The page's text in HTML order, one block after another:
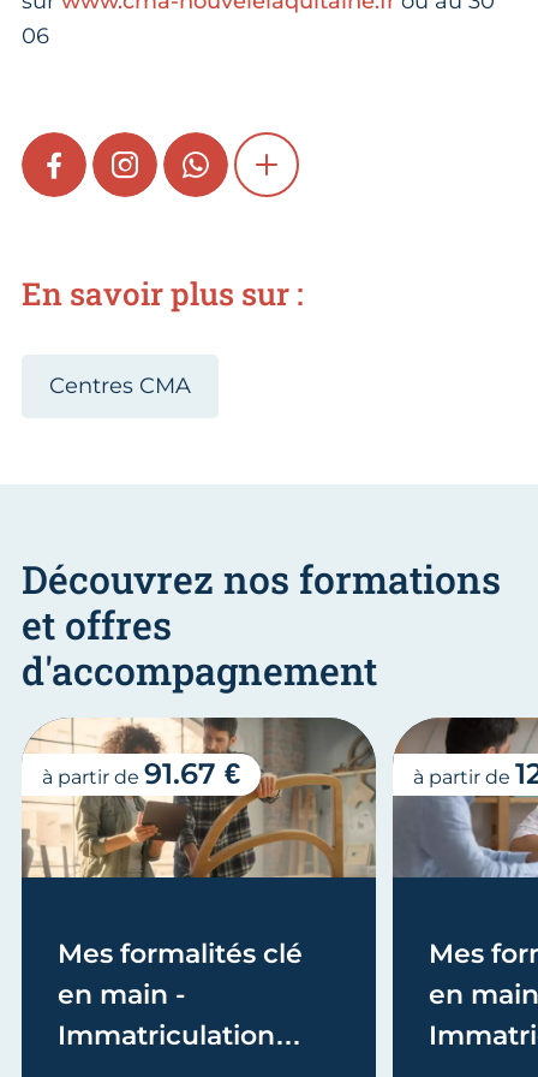
06
FACEBOOKINSTAGRAMWHATSAPPSHOW MORE
En savoir plus sur :
Centres CMA
Découvrez nos formations
et offres
d'accompagnement
Mes formalités clé
en main -
Immatriculation
à partir de 91.67 €
Mes
en
à partir de